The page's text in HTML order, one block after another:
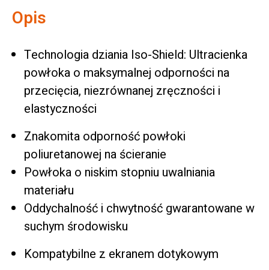
Opis
Technologia dziania Iso-Shield: Ultracienka
powłoka o maksymalnej odporności na
przecięcia, niezrównanej zręczności i
elastyczności
Znakomita odporność powłoki
poliuretanowej na ścieranie
Powłoka o niskim stopniu uwalniania
materiału
Oddychalność i chwytność gwarantowane w
suchym środowisku
Kompatybilne z ekranem dotykowym